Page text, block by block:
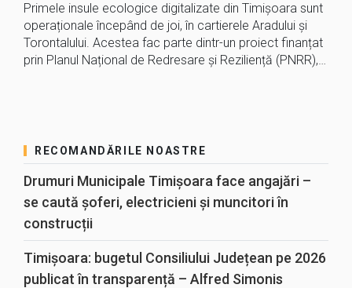
Primele insule ecologice digitalizate din Timișoara sunt
operaționale începând de joi, în cartierele Aradului și
Torontalului. Acestea fac parte dintr-un proiect finanțat
prin Planul Național de Redresare și Reziliență (PNRR),…
RECOMANDĂRILE NOASTRE
Drumuri Municipale Timișoara face angajări –
se caută șoferi, electricieni și muncitori în
construcții
Timișoara: bugetul Consiliului Județean pe 2026
publicat în transparență – Alfred Simonis